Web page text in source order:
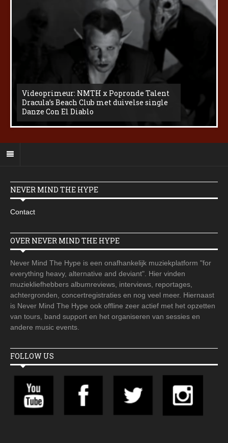
Videoprimeur: NMTH x Popronde Talent
Dracula’s Beach Club met duivelse single
Danze Con El Diablo
NEVER MIND THE HYPE
Contact
OVER NEVER MIND THE HYPE
Never Mind The Hype is een onafhankelijk muziekplatform "for
everything heavy, alternative and deviant". Hier vinden
muziekliefhebbers albumreviews, interviews, reportages,
achtergronden, concertregistraties en nog veel meer. Hiernaast
is Never Mind The Hype ook offline zeer actief met het opzetten
van tours, band support en het organiseren van sessies en
andere music events.
FOLLOW US